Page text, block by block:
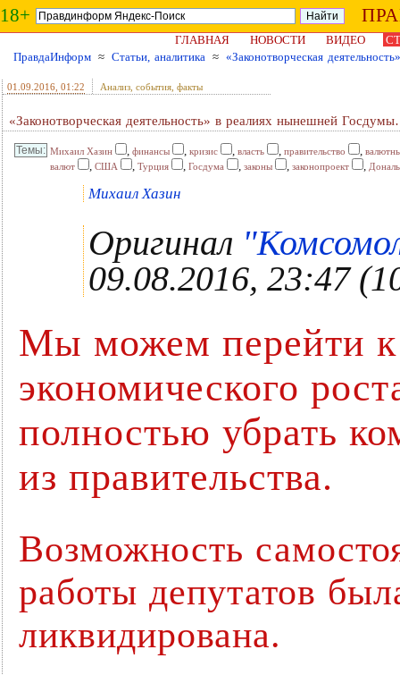
18+
ГЛАВНАЯ НОВОСТИ ВИДЕО
ПравдаИнформ ≈ Статьи, аналитика ≈ «Законотворческая
01.09.2016 , 01:22 Анализ, события, факты
«Законотворческая деятельность» в реалиях нынешней
Михаил Хазин , финансы , кризис , власть , правительство ,
валют
, США , Турция , Госдума , законы , законопроект ,
Михаил Хазин
Оригинал
09.08.2016, 23:47
Мы можем перейти к
экономического
полностью убрать
из правительства.
Возможность
работы депутатов
ликвидирована.